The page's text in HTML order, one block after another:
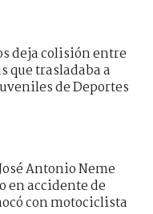
deja colisión entre
que trasladaba a
de Deportes
Antonio Neme
en accidente de
con motociclista